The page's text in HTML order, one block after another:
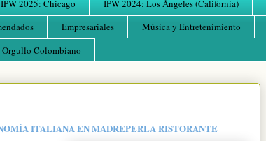
IPW 2025: Chicago IPW 2024: Los Ángeles (California)
Empresariales Música y Entretenimiento
Orgullo Colombiano
ITALIANA EN MADREPERLA RISTORANTE